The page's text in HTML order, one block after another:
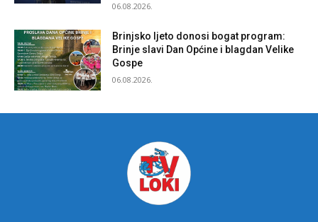
06.08.2026.
Brinjsko ljeto donosi bogat program:
Brinje slavi Dan Općine i blagdan Velike
Gospe
06.08.2026.